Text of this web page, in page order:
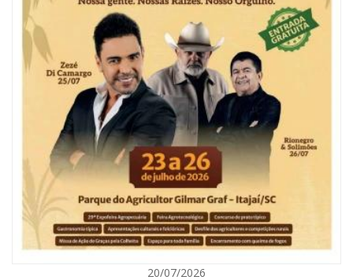
08/08/2026 | 07:00
Reservatórios de Penha são higienizados com ajuda de mergulhadores e
sem interrupção no abastecimento
ITAJAÍ
20/07/2026